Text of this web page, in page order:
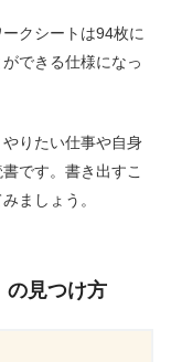
クシートは94枚に
できる仕様になっ
りたい仕事や自身
です。書き出すこ
ましょう。
の見つけ方